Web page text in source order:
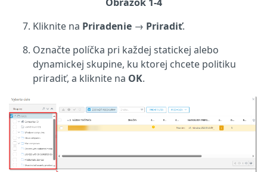
Kliknite na Priradenie → Priradiť.
Označte políčka pri každej statickej alebo
dynamickej skupine, ku ktorej chcete politiku
priradiť, a kliknite na OK.